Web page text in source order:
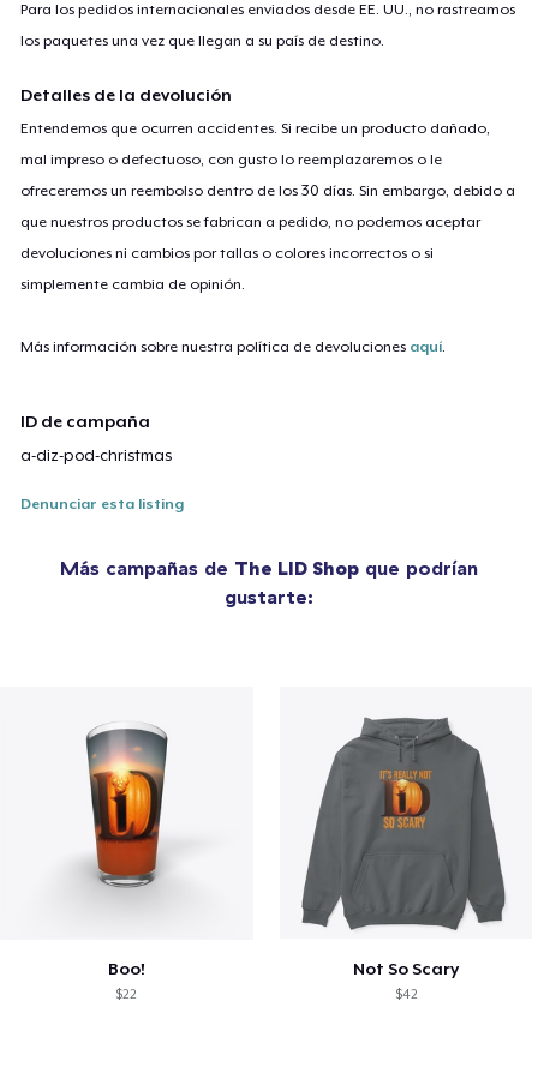
Para los pedidos internacionales enviados desde EE. UU., no rastreamos
los paquetes una vez que llegan a su país de destino.
Detalles de la devolución
Entendemos que ocurren accidentes. Si recibe un producto dañado,
mal impreso o defectuoso, con gusto lo reemplazaremos o le
ofreceremos un reembolso dentro de los 30 días. Sin embargo, debido a
que nuestros productos se fabrican a pedido, no podemos aceptar
devoluciones ni cambios por tallas o colores incorrectos o si
simplemente cambia de opinión.
Más información sobre nuestra política de devoluciones aquí.
ID de campaña
a-diz-pod-christmas
Denunciar esta listing
Más campañas de The LID Shop que podrían
gustarte:
Boo!
$22
Not So Scary
$42